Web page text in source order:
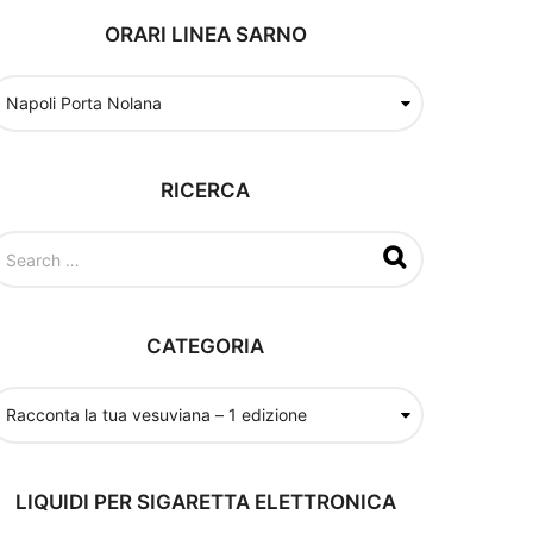
ORARI LINEA SARNO
RICERCA
CATEGORIA
LIQUIDI PER SIGARETTA ELETTRONICA